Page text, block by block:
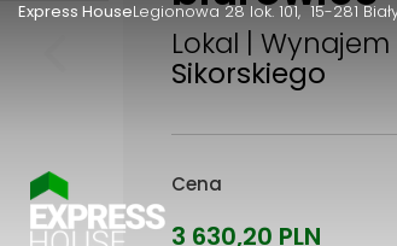
Express HouseLegionowa 28 lok. 101 15-281
Lokal | Wynajem |
Sikorskiego
Cena
3 630,20 PLN